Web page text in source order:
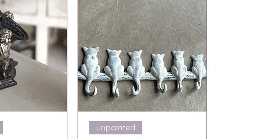
Snabbvisning
unpainted